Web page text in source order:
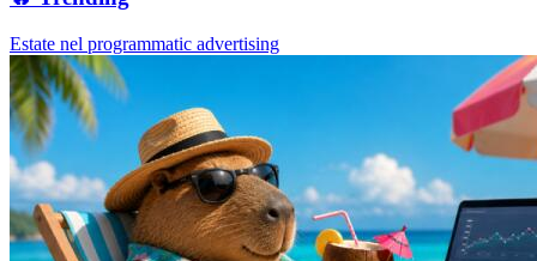
Estate nel programmatic advertising